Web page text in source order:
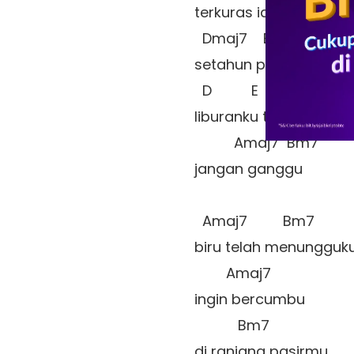
terkuras ideku
  Dmaj7    E
setahun penuh
  D          E
liburanku tolong
          Amaj7  Bm7
jangan ganggu
  Amaj7         Bm7
biru telah
        Amaj7
ingin bercumbu
           Bm7